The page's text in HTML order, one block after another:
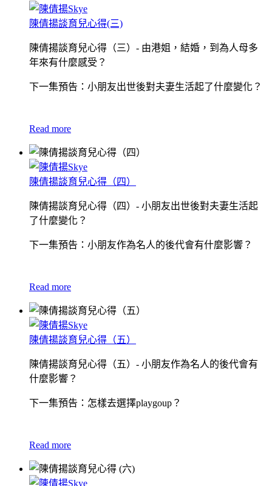
陳倩揚談育兒心得(三)
陳倩揚談育兒心得（三）- 由港姐，結婚，到為人母多
年來有什麼感受？
下一集預告：小朋友出世後對夫妻生活起了什麼變化？
Read more
陳倩揚談育兒心得（四）
陳倩揚談育兒心得（四）- 小朋友出世後對夫妻生活起
了什麼變化？
下一集預告：小朋友作為名人的後代會有什麼影響？
Read more
陳倩揚談育兒心得（五）
陳倩揚談育兒心得（五）- 小朋友作為名人的後代會有
什麼影響？
下一集預告：怎樣去選擇playgoup？
Read more